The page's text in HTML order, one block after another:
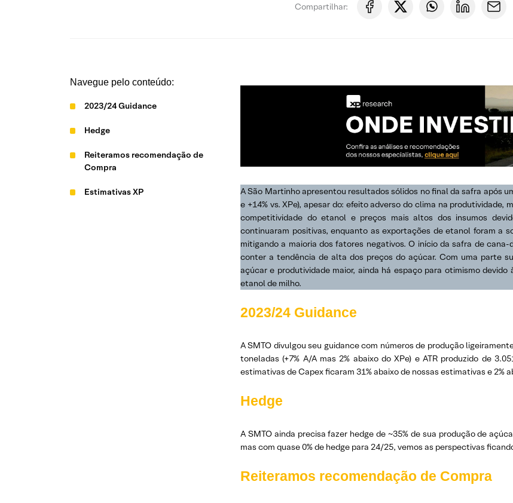
Compartilhar:
Navegue pelo conteúdo:
2023/24 Guidance
Hedge
Reiteramos recomendação de
Compra
Estimativas XP
A São Martinho apresentou resultados sólidos no final da safra após
e +14% vs. XPe), apesar do: efeito adverso do clima na
competitividade do etanol e preços mais altos dos insumos
continuaram positivas, enquanto as exportações de etanol foram a
mitigando a maioria dos fatores negativos. O início da safra de
conter a tendência de alta dos preços do açúcar. Com uma parte
açúcar e produtividade maior, ainda há espaço para otimismo
etanol de milho.
2023/24 Guidance
A SMTO divulgou seu guidance com números de produção
toneladas (+7% A/A mas 2% abaixo do XPe) e ATR produzido de
estimativas de Capex ficaram 31% abaixo de nossas estimativas e 2%
Hedge
A SMTO ainda precisa fazer hedge de ~35% de sua produção de
mas com quase 0% de hedge para 24/25, vemos as perspectivas
Reiteramos recomendação de Compra